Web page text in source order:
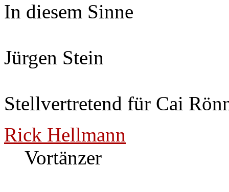
In diesem Sinne
Jürgen Stein
Stellvertretend für Cai
Rick Hellmann
Vortänzer